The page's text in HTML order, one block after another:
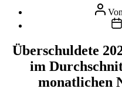
Von
Überschuldete
im
monatlichen